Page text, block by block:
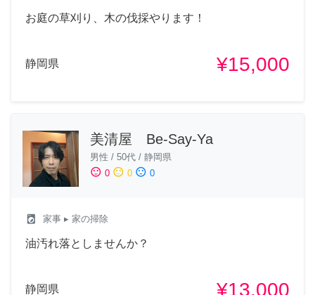
お庭の草刈り、木の伐採やります！
静岡県 ¥15,000
美清屋 Be-Say-Ya
男性 / 50代 / 静岡県
sentiment_satisfied 0 sentiment_neutral 0 sentiment_dissatisfied 0
local_laundry_service 家事 ▸ 家の掃除
油汚れ落としませんか？
静岡県 ¥13,000